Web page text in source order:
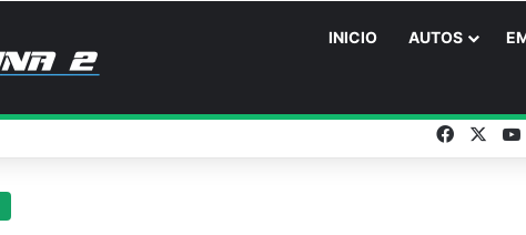
INICIO AUTOS
Facebook